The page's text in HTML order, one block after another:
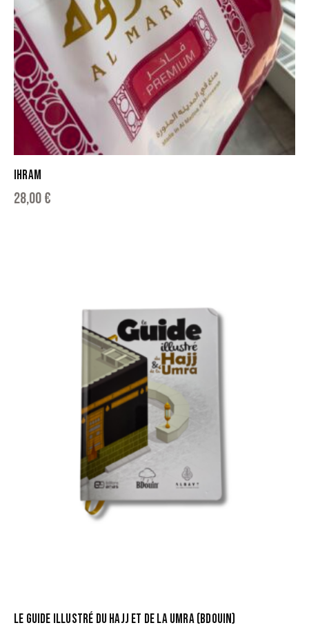
IHRAM
28,00€
LE GUIDE ILLUSTRÉ DU HAJJ ET DE LA UMRA (BDOUIN)